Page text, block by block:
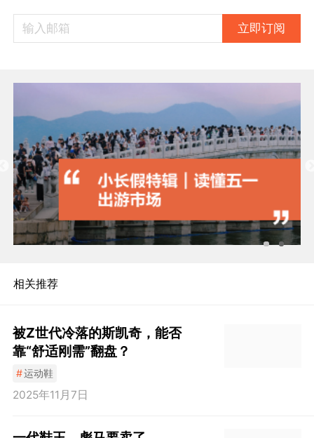
立即订阅
相关推荐
被Z世代冷落的斯凯奇，能否
靠“舒适刚需”翻盘？
#运动鞋
2025年11月7日